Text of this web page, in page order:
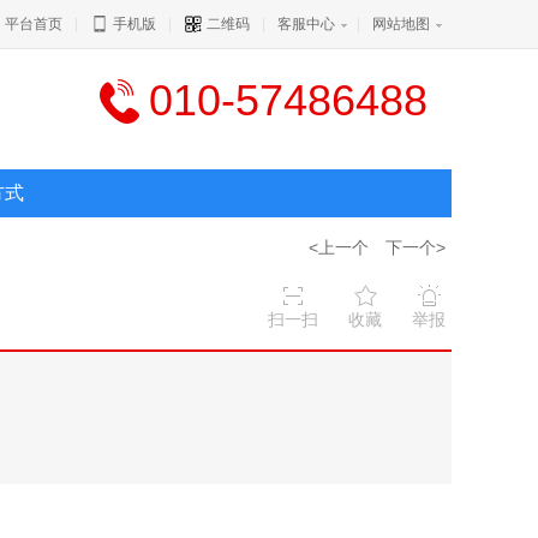
平台首页 手机版 二维码 客服中心 网站地图
010-57486488
式
<上一个 下一个>
扫一扫 收藏 举报